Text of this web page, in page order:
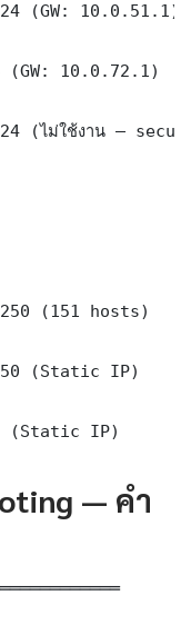
(GW: 10.0.51.1)
10.0.72.1)
(ไม่ใช้งาน —
(151 hosts)
(Static IP)
(Static IP)
— คำ